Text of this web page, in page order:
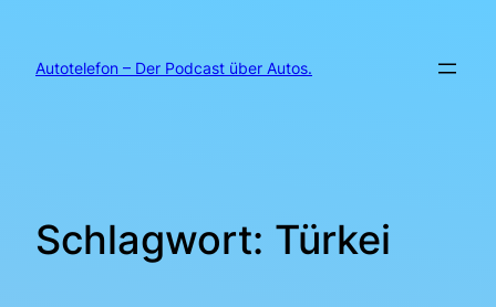
springen
Autotelefon – Der Podcast über Autos.
Schlagwort: Türkei